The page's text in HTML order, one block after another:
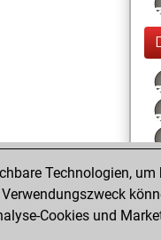
Technologien,
Cookies und